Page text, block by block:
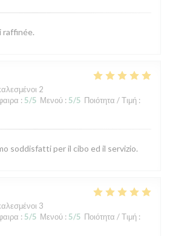
raffinée.
2
: 5/5 Μενού : 5/5 Ποιότητα / Τιμή :
soddisfatti per il cibo ed il servizio.
3
: 5/5 Μενού : 5/5 Ποιότητα / Τιμή :